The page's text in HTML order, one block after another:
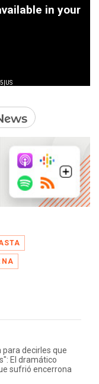
decirles que
El dramático
sufrió encerrona